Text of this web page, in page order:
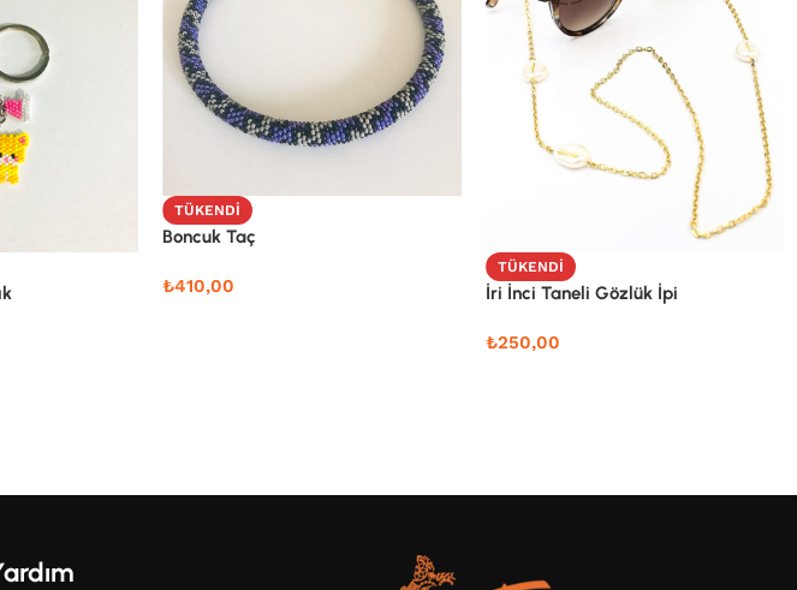
TÜKENDI
Boncuk Taç
₺410,00
TÜKENDI
İri İnci Taneli Gözlük İpi
₺250,00